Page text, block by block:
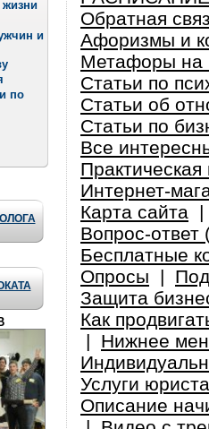
и
по
Обратная
Афоризмы и
Метафоры на
Статьи по
Статьи об
Статьи по
Все
Практическая
Интернет-
Карта сайта
Вопрос-ответ
Бесплатные
Опросы |
Защита
Как
| Нижнее
Услуги юриста
Описание